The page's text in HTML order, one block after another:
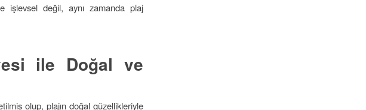
işlevsel değil, aynı zamanda plaj
ile Doğal ve
olup, plajın doğal güzellikleriyle